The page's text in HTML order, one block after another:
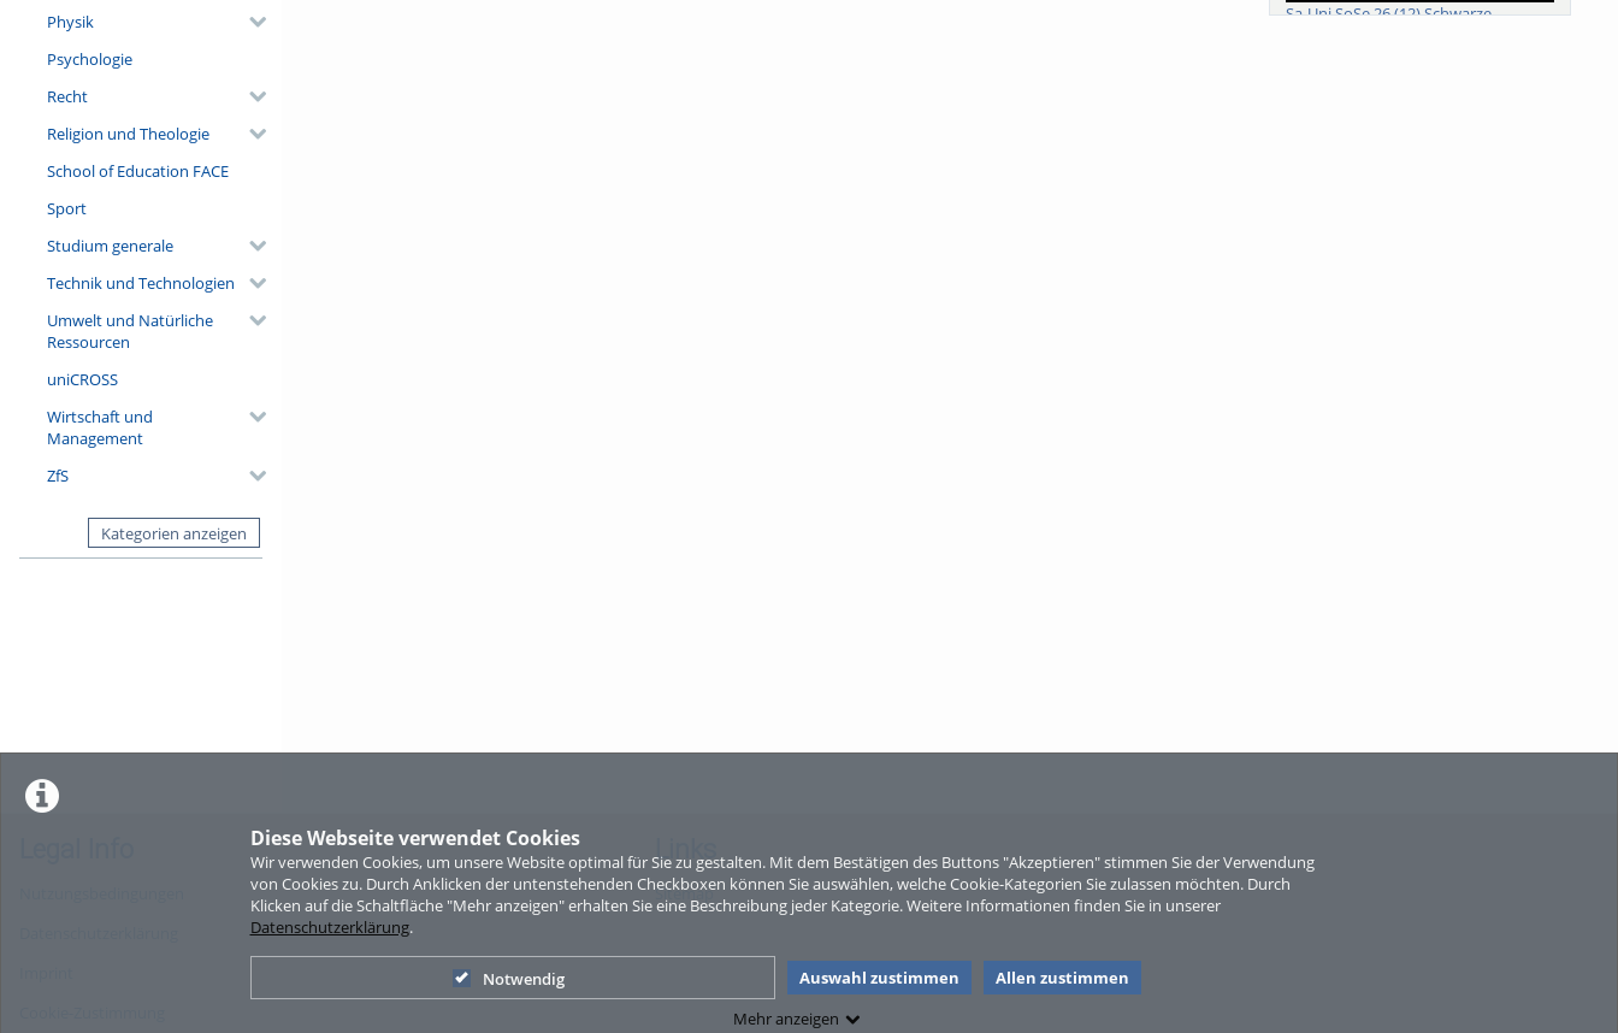
Diese Webseite verwendet Cookies
Wir verwenden Cookies, um unsere Website optimal für Sie zu gestalten. Mit dem Bestätigen des Buttons "Akzeptieren" stimmen Sie der Verwendung
von Cookies zu. Durch Anklicken der untenstehenden Checkboxen können Sie auswählen, welche Cookie-Kategorien Sie zulassen möchten. Durch
Klicken auf die Schaltfläche "Mehr anzeigen" erhalten Sie eine Beschreibung jeder Kategorie. Weitere Informationen finden Sie in unserer
Datenschutzerklärung.
Notwendig Auswahl zustimmen
Allen zustimmen
Mehr anzeigen
Physik
Psychologie
Recht
Religion und Theologie
School of Education FACE
Sport
Studium generale
Technik und Technologien
Umwelt und Natürliche
Ressourcen
uniCROSS
Wirtschaft und
Management
ZfS
Kategorien anzeigen
Sa-Uni SoSe 26 (12) Schwarze
Sperber
Links
Sitemap